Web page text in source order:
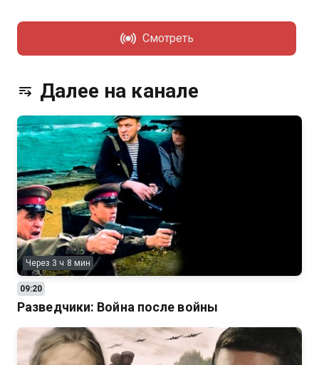
Смотреть
Далее на канале
Через 3 ч 8 мин
09:20
Разведчики: Война после войны